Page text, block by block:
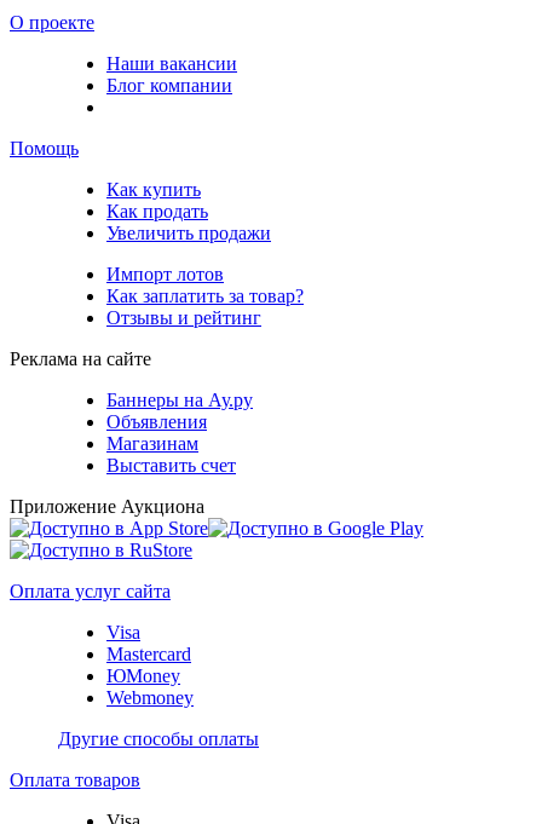
О проекте
Наши вакансии
Блог компании
Помощь
Как купить
Как продать
Увеличить продажи
Импорт лотов
Как заплатить за товар?
Отзывы и рейтинг
Реклама на сайте
Баннеры на Ау.ру
Объявления
Магазинам
Выставить счет
Приложение Аукциона
Оплата услуг сайта
Visa
Mastercard
ЮMoney
Webmoney
Другие способы оплаты
Оплата товаров